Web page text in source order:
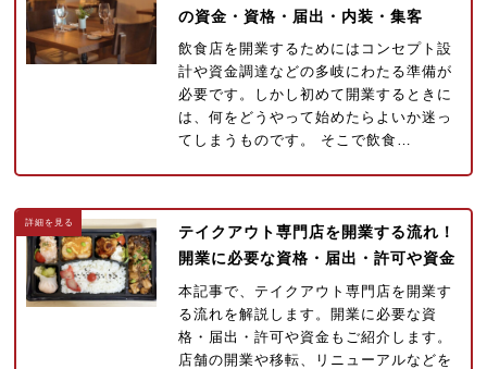
の資金・資格・届出・内装・集客
飲食店を開業するためにはコンセプト設
計や資金調達などの多岐にわたる準備が
必要です。しかし初めて開業するときに
は、何をどうやって始めたらよいか迷っ
てしまうものです。 そこで飲食…
テイクアウト専門店を開業する流れ！
開業に必要な資格・届出・許可や資金
本記事で、テイクアウト専門店を開業す
る流れを解説します。開業に必要な資
格・届出・許可や資金もご紹介します。
店舗の開業や移転、リニューアルなどを